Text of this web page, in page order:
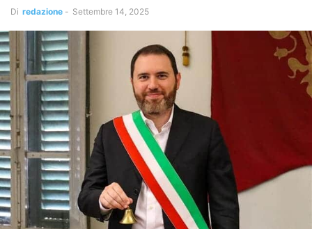
Di redazione - Settembre 14, 2025